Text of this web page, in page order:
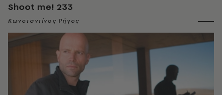
Shoot me! 233
Κωνσταντίνος Ρήγος